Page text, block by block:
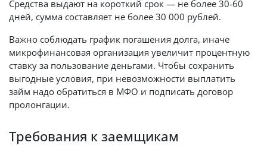
Средства выдают на короткий срок — не более 30-60
дней, сумма составляет не более 30 000 рублей.
Важно соблюдать график погашения долга, иначе
микрофинансовая организация увеличит процентную
ставку за пользование деньгами. Чтобы сохранить
выгодные условия, при невозможности выплатить
займ надо обратиться в МФО и подписать договор
пролонгации.
Требования к заемщикам